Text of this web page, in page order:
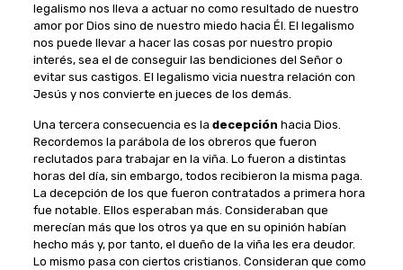
legalismo nos lleva a actuar no como resultado de nuestro
amor por Dios sino de nuestro miedo hacia Él. El legalismo
nos puede llevar a hacer las cosas por nuestro propio
interés, sea el de conseguir las bendiciones del Señor o
evitar sus castigos. El legalismo vicia nuestra relación con
Jesús y nos convierte en jueces de los demás.
Una tercera consecuencia es la decepción hacia Dios.
Recordemos la parábola de los obreros que fueron
reclutados para trabajar en la viña. Lo fueron a distintas
horas del día, sin embargo, todos recibieron la misma paga.
La decepción de los que fueron contratados a primera hora
fue notable. Ellos esperaban más. Consideraban que
merecían más que los otros ya que en su opinión habían
hecho más y, por tanto, el dueño de la viña les era deudor.
Lo mismo pasa con ciertos cristianos. Consideran que como